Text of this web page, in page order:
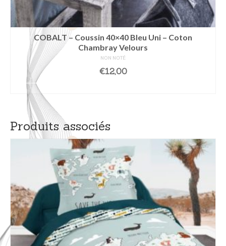
COBALT – Coussin 40×40 Bleu Uni – Coton
Chambray Velours
NON NOTÉ
€12,00
Produits associés